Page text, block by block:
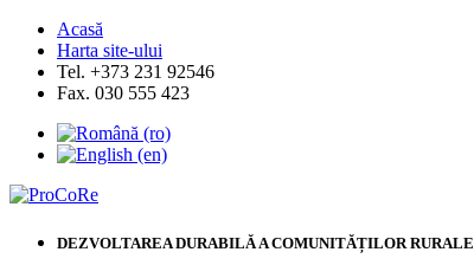
Acasă
Harta site-ului
Tel. +373 231 92546
Fax. 030 555 423
DEZVOLTAREA DURABILĂ A COMUNITĂȚILOR RURALE